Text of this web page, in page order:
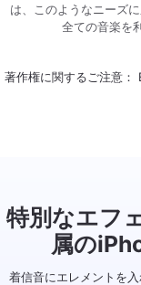
は、このようなニーズ
全ての音楽を
著作権に関するご注意
特別なエフ
属の
着信音にエレメントを